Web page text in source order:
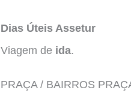
Dias Úteis Assetur
Viagem de ida.
PRAÇA / BAIRROS